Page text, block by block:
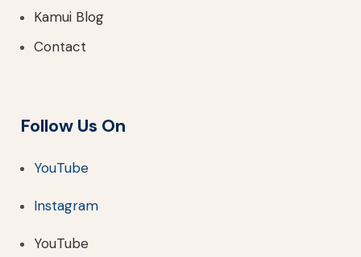
Kamui Blog
Contact
Follow Us On
YouTube
Instagram
YouTube